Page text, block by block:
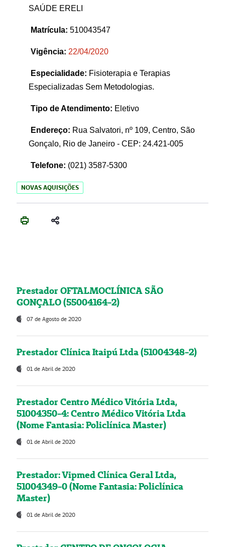
SAÚDE ERELI
Matrícula: 510043547
Vigência: 22/04/2020
Especialidade: Fisioterapia e Terapias
Especializadas Sem Metodologias.
Tipo de Atendimento: Eletivo
Endereço: Rua Salvatori, nº 109, Centro, São
Gonçalo, Rio de Janeiro - CEP: 24.421-005
Telefone: (021) 3587-5300
NOVAS AQUISIÇÕES
Prestador OFTALMOCLÍNICA SÃO
GONÇALO (55004164-2)
07 de Agosto de 2020
Prestador Clínica Itaipú Ltda (51004348-2)
01 de Abril de 2020
Prestador Centro Médico Vitória Ltda,
51004350-4: Centro Médico Vitória Ltda
(Nome Fantasia: Policlínica Master)
01 de Abril de 2020
Prestador: Vipmed Clínica Geral Ltda,
51004349-0 (Nome Fantasia: Policlínica
Master)
01 de Abril de 2020